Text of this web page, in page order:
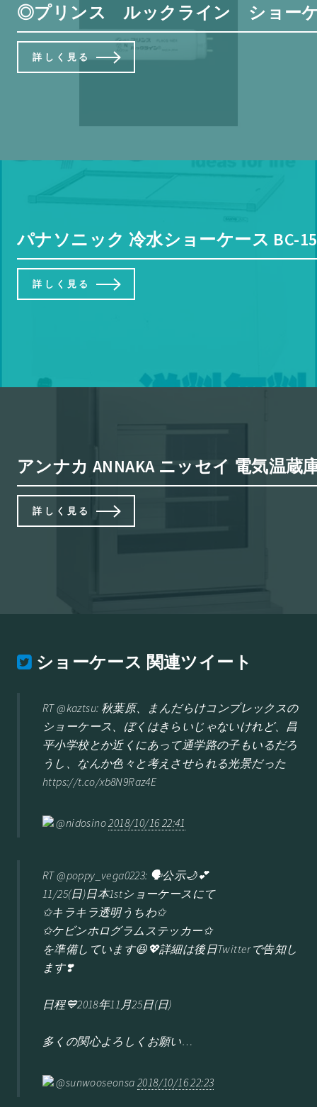
◎プリンス ルックライン ショー
詳しく見る
パナソニック 冷水ショーケース BC-
詳しく見る
アンナカ ANNAKA ニッセイ 電気温
詳しく見る
ショーケース 関連ツイート
RT @kaztsu: 秋葉原、まんだらけコンプレックスの
ショーケース、ぼくはきらいじゃないけれど、昌
平小学校とか近くにあって通学路の子もいるだろ
うし、なんか色々と考えさせられる光景だった
https://t.co/xb8N9Raz4E
@nidosino2018/10/16 22:41
RT @poppy_vega0223: 🗣公示🌙💕
11/25(日)日本1stショーケースにて
✩キラキラ透明うちわ✩
✩ケビンホログラムステッカー✩
を準備しています😆💖詳細は後日Twitterで告知し
ます❣️
日程💙2018年11月25日(日)
多くの関心よろしくお願い…
@sunwooseonsa2018/10/16 22:23